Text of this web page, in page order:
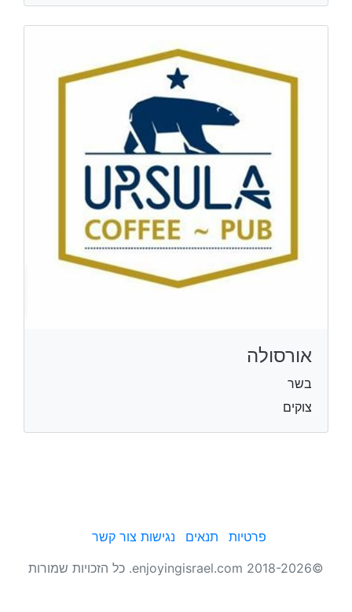
אורסולה
בשר
צוקים
פרטיות תנאים נגישות צור קשר
©2018-2026 enjoyingisrael.com. כל הזכויות שמורות